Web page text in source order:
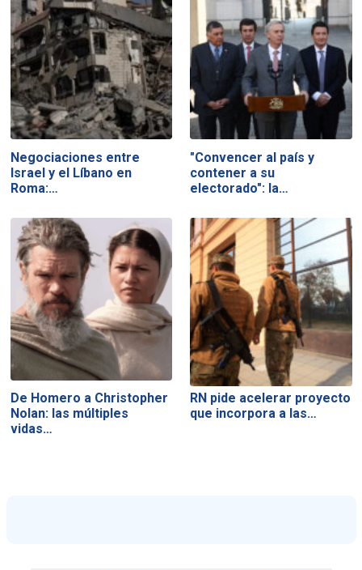
Negociaciones entre
Israel y el Líbano en
Roma:…
"Convencer al país y
contener a su
electorado": la…
De Homero a Christopher
Nolan: las múltiples
vidas…
RN pide acelerar proyecto
que incorpora a las…